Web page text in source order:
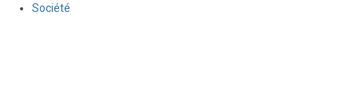
Société